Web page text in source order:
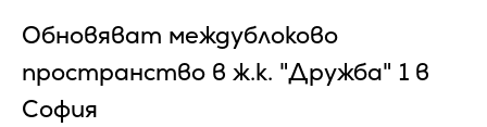
Обновяват междублоково
пространство в ж.к. "Дружба" 1 в
София